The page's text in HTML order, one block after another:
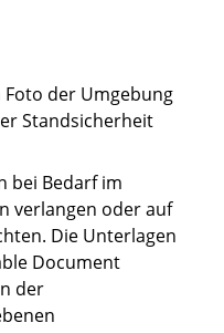
der Umgebung
Standsicherheit
bei Bedarf im
verlangen oder auf
Die Unterlagen
Document
der